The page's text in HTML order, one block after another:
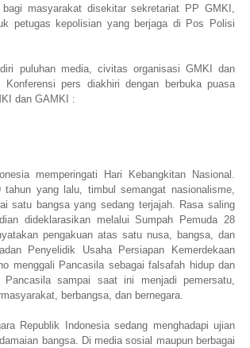
masyarakat disekitar sekretariat PP GMKI,
petugas kepolisian yang berjaga di Pos Polisi
puluhan media, civitas organisasi GMKI dan
pers diakhiri dengan berbuka puasa
dan GAMKI :
memperingati Hari Kebangkitan Nasional.
yang lalu, timbul semangat nasionalisme,
satu bangsa yang sedang terjajah. Rasa saling
dideklarasikan melalui Sumpah Pemuda 28
pengakuan atas satu nusa, bangsa, dan
Penyelidik Usaha Persiapan Kemerdekaan
menggali Pancasila sebagai falsafah hidup dan
sampai saat ini menjadi pemersatu,
berbangsa, dan bernegara.
Republik Indonesia sedang menghadapi ujian
bangsa. Di media sosial maupun berbagai